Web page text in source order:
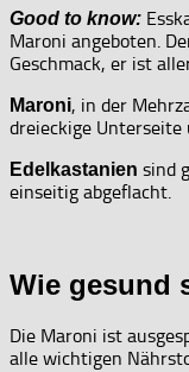
Good to know:
Maroni angeboten.
Geschmack, er ist
Maroni, in der
dreieckige
Edelkastanien sind
einseitig abgeflacht.
Wie gesund
Die Maroni ist
alle wichtigen